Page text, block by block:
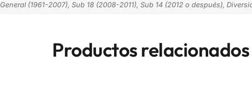
(1961-2007), Sub 18 (2008-2011), Sub 14 (2012 o después),
Productos relacionados